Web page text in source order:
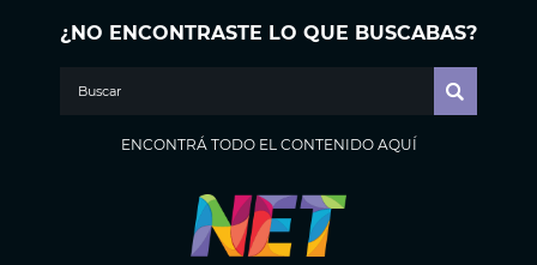
¿NO ENCONTRASTE LO QUE BUSCABAS?
ENCONTRÁ TODO EL CONTENIDO AQUÍ